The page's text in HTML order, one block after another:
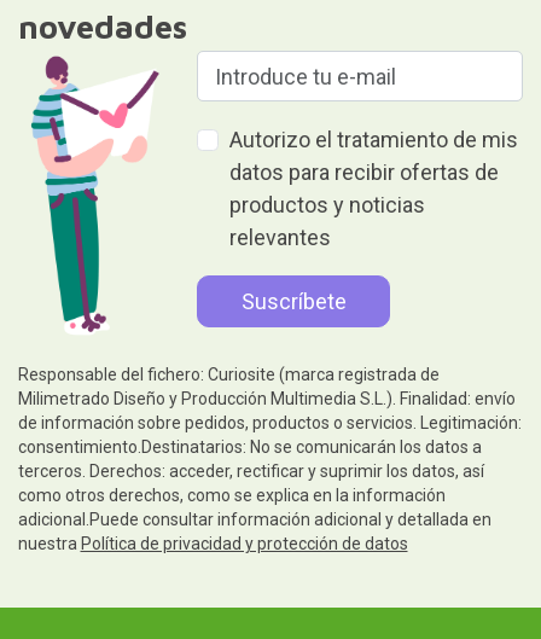
novedades
Autorizo el tratamiento de mis
datos para recibir ofertas de
productos y noticias
relevantes
Responsable del fichero: Curiosite (marca registrada de
Milimetrado Diseño y Producción Multimedia S.L.). Finalidad: envío
de información sobre pedidos, productos o servicios. Legitimación:
consentimiento.Destinatarios: No se comunicarán los datos a
terceros. Derechos: acceder, rectificar y suprimir los datos, así
como otros derechos, como se explica en la información
adicional.Puede consultar información adicional y detallada en
nuestra Política de privacidad y protección de datos